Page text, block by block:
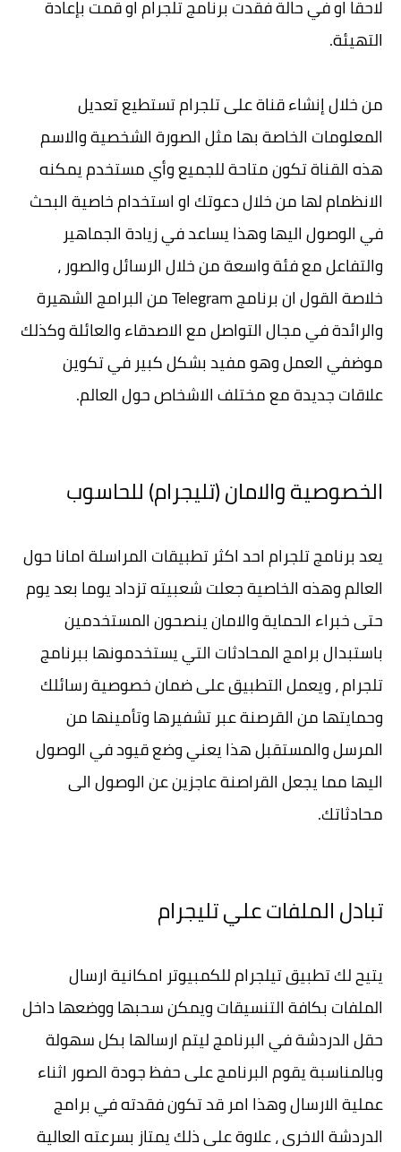
لاحقا او في حالة فقدت برنامج تلجرام او قمت بإعادة
التهيئة.
من خلال إنشاء قناة على تلجرام تستطيع تعديل
المعلومات الخاصة بها مثل الصورة الشخصية والاسم
هذه القناة تكون متاحة للجميع وأي مستخدم يمكنه
الانظمام لها من خلال دعوتك او استخدام خاصية البحث
في الوصول اليها وهذا يساعد في زيادة الجماهير
والتفاعل مع فئة واسعة من خلال الرسائل والصور ،
خلاصة القول ان برنامج Telegram من البرامج الشهيرة
والرائدة في مجال التواصل مع الاصدقاء والعائلة وكذلك
موضفي العمل وهو مفيد بشكل كبير في تكوين
علاقات جديدة مع مختلف الاشخاص حول العالم.
الخصوصية والامان (تليجرام) للحاسوب
يعد برنامج تلجرام احد اكثر تطبيقات المراسلة امانا حول
العالم وهذه الخاصية جعلت شعبيته تزداد يوما بعد يوم
حتى خبراء الحماية والامان ينصحون المستخدمين
باستبدال برامج المحادثات التي يستخدمونها ببرنامج
تلجرام ، ويعمل التطبيق على ضمان خصوصية رسائلك
وحمايتها من القرصنة عبر تشفيرها وتأمينها من
المرسل والمستقبل هذا يعني وضع قيود في الوصول
اليها مما يجعل القراصنة عاجزين عن الوصول الى
محادثاتك.
تبادل الملفات علي تليجرام
يتيح لك تطبيق تيلجرام للكمبيوتر امكانية ارسال
الملفات بكافة التنسيقات ويمكن سحبها ووضعها داخل
حقل الدردشة في البرنامج ليتم ارسالها بكل سهولة
وبالمناسبة يقوم البرنامج على حفظ جودة الصور اثناء
عملية الارسال وهذا امر قد تكون فقدته في برامج
الدردشة الاخرى ، علاوة على ذلك يمتاز بسرعته العالية